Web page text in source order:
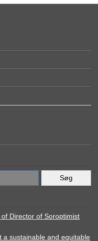
Director of Soroptimist
a sustainable and equitable